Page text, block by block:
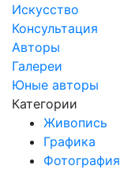
Искусство
Консультация
Авторы
Галереи
Юные авторы
Категории
Живопись
Графика
Фотография